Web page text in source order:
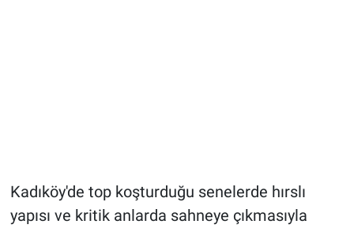
Kadıköy'de top koşturduğu senelerde hırslı
yapısı ve kritik anlarda sahneye çıkmasıyla